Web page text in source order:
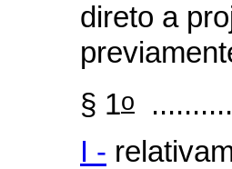
direto a
§ 1o
I -